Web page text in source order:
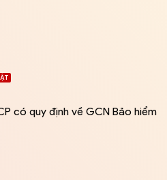
có quy định về GCN Bảo hiểm